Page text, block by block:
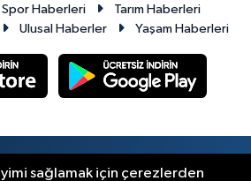
Spor Haberleri
Tarım Haberleri
Ulusal Haberler Yaşam Haberleri
sağlamak için çerezlerden